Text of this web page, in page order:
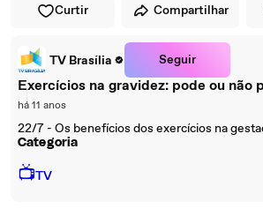
Curtir Compartilhar
TV Brasília Seguir
Exercícios na gravidez: pode ou não
há 11 anos
22/7 - Os benefícios dos exercícios na
Categoria
📺TV